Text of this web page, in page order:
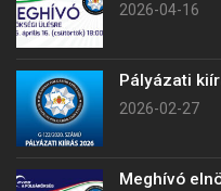
2026-04-16
Pályázati
2026-02-27
Meghívó